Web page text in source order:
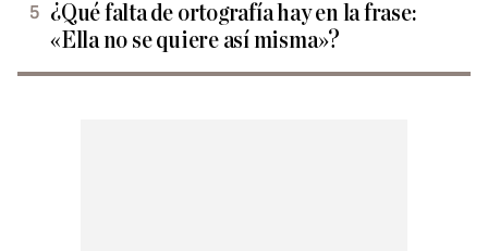
¿Qué falta de ortografía hay en la frase:
«Ella no se quiere así misma»?